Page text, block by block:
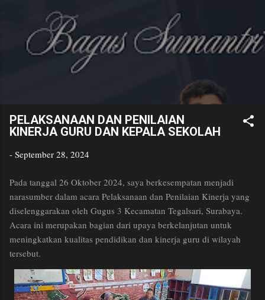
Bagus
Sumantri
PELAKSANAAN DAN PENILAIAN
KINERJA GURU DAN KEPALA SEKOLAH
- September 28, 2024
Pada tanggal 26 Oktober 2024, saya berkesempatan menjadi
narasumber dalam acara Pelaksanaan dan Penilaian Kinerja yang
diselenggarakan oleh Gugus 3 Kecamatan Tegalsari, Surabaya.
Acara ini merupakan bagian dari upaya berkelanjutan untuk
meningkatkan kualitas pendidikan dan kinerja guru di wilayah
tersebut.